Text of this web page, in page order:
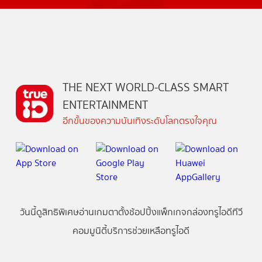
THE NEXT WORLD-CLASS SMART
ENTERTAINMENT
อีกขั้นของความบันเทิงระดับโลกตรงใจคุณ
วันนี้ดูสิทธิพิเศษอ่านเกมตาตั้งช้อปปิ้งแพ็กเกจกล่องทรูไอดีทีวี
คอมมูนิตี้บริการช่วยเหลือทรูไอดี